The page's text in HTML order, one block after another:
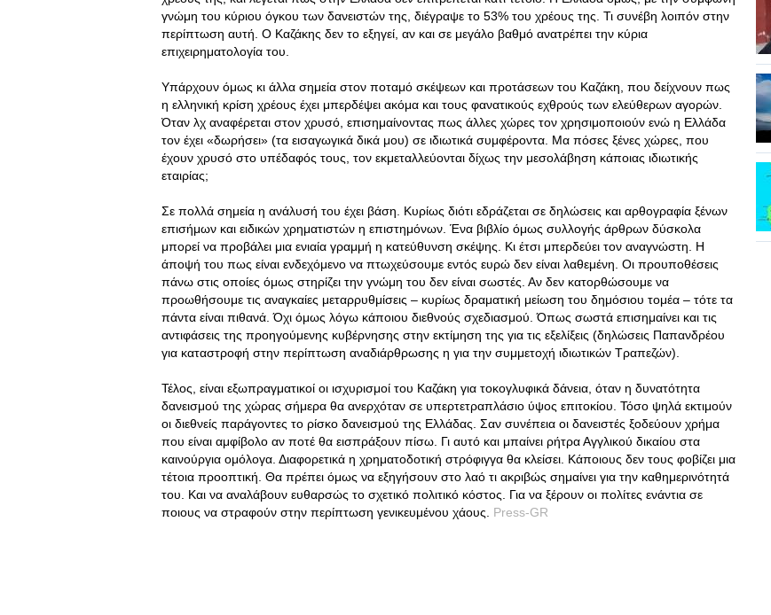
γνώμη του κύριου όγκου των δανειστών της, διέγραψε το 53% του χρέους της. Τι συνέβη λοιπόν στην
περίπτωση αυτή. Ο Καζάκης δεν το εξηγεί, αν και σε μεγάλο βαθμό ανατρέπει την κύρια
επιχειρηματολογία του.
Υπάρχουν όμως κι άλλα σημεία στον ποταμό σκέψεων και προτάσεων του Καζάκη, που δείχνουν πως
η ελληνική κρίση χρέους έχει μπερδέψει ακόμα και τους φανατικούς εχθρούς των ελεύθερων αγορών.
Όταν λχ αναφέρεται στον χρυσό, επισημαίνοντας πως άλλες χώρες τον χρησιμοποιούν ενώ η Ελλάδα
τον έχει «δωρήσει» (τα εισαγωγικά δικά μου) σε ιδιωτικά συμφέροντα. Μα πόσες ξένες χώρες, που
έχουν χρυσό στο υπέδαφός τους, τον εκμεταλλεύονται δίχως την μεσολάβηση κάποιας ιδιωτικής
εταιρίας;
Σε πολλά σημεία η ανάλυσή του έχει βάση. Κυρίως διότι εδράζεται σε δηλώσεις και αρθογραφία ξένων
επισήμων και ειδικών χρηματιστών η επιστημόνων. Ένα βιβλίο όμως συλλογής άρθρων δύσκολα
μπορεί να προβάλει μια ενιαία γραμμή η κατεύθυνση σκέψης. Κι έτσι μπερδεύει τον αναγνώστη. Η
άποψή του πως είναι ενδεχόμενο να πτωχεύσουμε εντός ευρώ δεν είναι λαθεμένη. Οι προυποθέσεις
πάνω στις οποίες όμως στηρίζει την γνώμη του δεν είναι σωστές. Αν δεν κατορθώσουμε να
προωθήσουμε τις αναγκαίες μεταρρυθμίσεις – κυρίως δραματική μείωση του δημόσιου τομέα – τότε τα
πάντα είναι πιθανά. Όχι όμως λόγω κάποιου διεθνούς σχεδιασμού. Όπως σωστά επισημαίνει και τις
αντιφάσεις της προηγούμενης κυβέρνησης στην εκτίμηση της για τις εξελίξεις (δηλώσεις Παπανδρέου
για καταστροφή στην περίπτωση αναδιάρθρωσης η για την συμμετοχή ιδιωτικών Τραπεζών).
Τέλος, είναι εξωπραγματικοί οι ισχυρισμοί του Καζάκη για τοκογλυφικά δάνεια, όταν η δυνατότητα
δανεισμού της χώρας σήμερα θα ανερχόταν σε υπερτετραπλάσιο ύψος επιτοκίου. Τόσο ψηλά εκτιμούν
οι διεθνείς παράγοντες το ρίσκο δανεισμού της Ελλάδας. Σαν συνέπεια οι δανειστές ξοδεύουν χρήμα
που είναι αμφίβολο αν ποτέ θα εισπράξουν πίσω. Γι αυτό και μπαίνει ρήτρα Αγγλικού δικαίου στα
καινούργια ομόλογα. Διαφορετικά η χρηματοδοτική στρόφιγγα θα κλείσει. Κάποιους δεν τους φοβίζει μια
τέτοια προοπτική. Θα πρέπει όμως να εξηγήσουν στο λαό τι ακριβώς σημαίνει για την καθημερινότητά
του. Και να αναλάβουν ευθαρσώς το σχετικό πολιτικό κόστος. Για να ξέρουν οι πολίτες ενάντια σε
ποιους να στραφούν στην περίπτωση γενικευμένου χάους. Press-GR